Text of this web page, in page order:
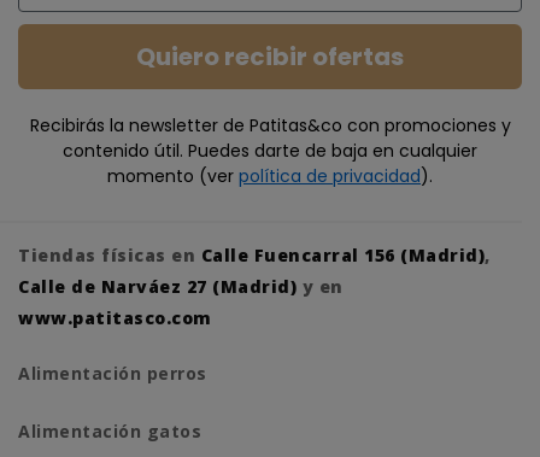
Quiero recibir ofertas
Recibirás la newsletter de Patitas&co con promociones y
contenido útil. Puedes darte de baja en cualquier
momento (ver política de privacidad).
Tiendas físicas en Calle Fuencarral 156 (Madrid),
Calle de Narváez 27 (Madrid) y en
www.patitasco.com
Alimentación perros
Alimentación gatos